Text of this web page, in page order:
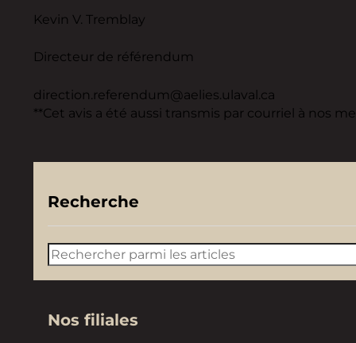
Kevin V. Tremblay
Directeur de référendum
direction.referendum@aelies.ulaval.ca
**Cet avis a été aussi transmis par courriel à nos
Recherche
Rechercher
Nos filiales